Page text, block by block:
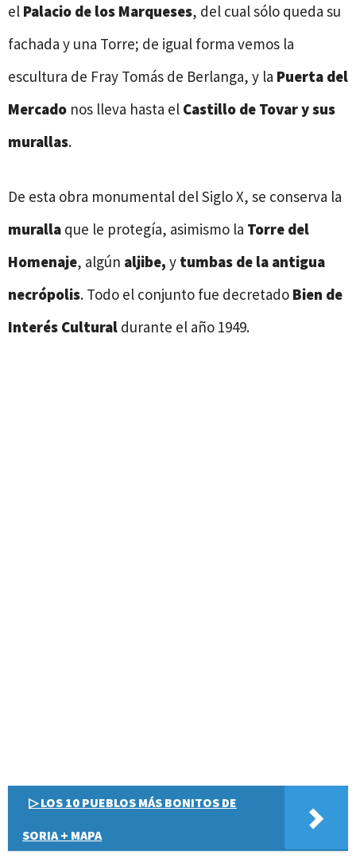
el Palacio de los Marqueses, del cual sólo queda su
fachada y una Torre; de igual forma vemos la
escultura de Fray Tomás de Berlanga, y la Puerta del
Mercado nos lleva hasta el Castillo de Tovar y sus
murallas.
De esta obra monumental del Siglo X, se conserva la
muralla que le protegía, asimismo la Torre del
Homenaje, algún aljibe, y tumbas de la antigua
necrópolis. Todo el conjunto fue decretado Bien de
Interés Cultural durante el año 1949.
▷ LOS 10 PUEBLOS MÁS BONITOS DE
SORIA + MAPA